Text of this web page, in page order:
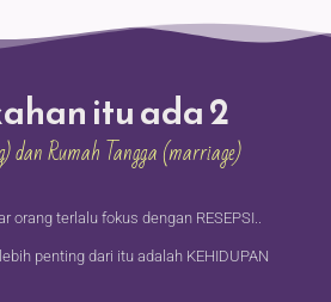
itu ada 2
dan Rumah Tangga (marriage)
orang terlalu fokus dengan RESEPSI..
penting dari itu adalah KEHIDUPAN